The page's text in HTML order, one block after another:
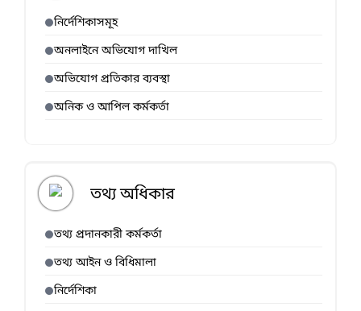
নির্দেশিকাসমূহ
অনলাইনে অভিযোগ দাখিল
অভিযোগ প্রতিকার ব্যবস্থা
অনিক ও আপিল কর্মকর্তা
তথ্য অধিকার
তথ্য প্রদানকারী কর্মকর্তা
তথ্য আইন ও বিধিমালা
নির্দেশিকা